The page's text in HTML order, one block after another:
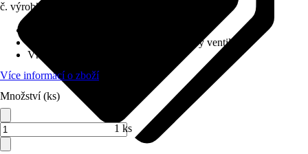
č. výrobku
3 ½" InFino® sítkový ventil
Vhodné pro
Více informací o zboží
Množství (ks)
1 ks